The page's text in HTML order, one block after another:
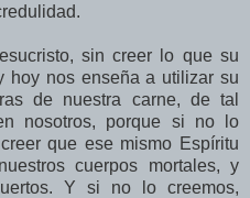
sin creer lo que su
hoy nos enseña a utilizar su
de nuestra carne, de tal
nosotros, porque si no lo
que ese mismo Espíritu
cuerpos mortales, y
Y si no lo creemos,